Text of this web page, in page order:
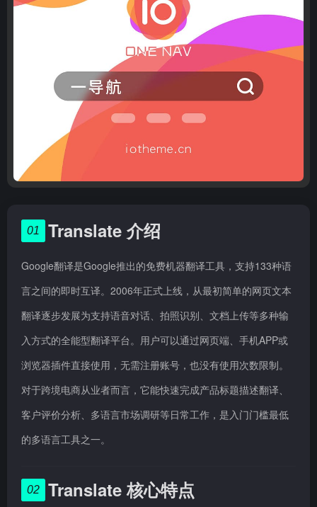
01 Translate 介绍
Google翻译是Google推出的免费机器翻译工具，支持133种语
言之间的即时互译。2006年正式上线，从最初简单的网页文本
翻译逐步发展为支持语音对话、拍照识别、文档上传等多种输
入方式的全能型翻译平台。用户可以通过网页端、手机APP或
浏览器插件直接使用，无需注册账号，也没有使用次数限制。
对于跨境电商从业者而言，它能快速完成产品标题描述翻译、
客户评价分析、多语言市场调研等日常工作，是入门门槛最低
的多语言工具之一。
02 Translate 核心特点